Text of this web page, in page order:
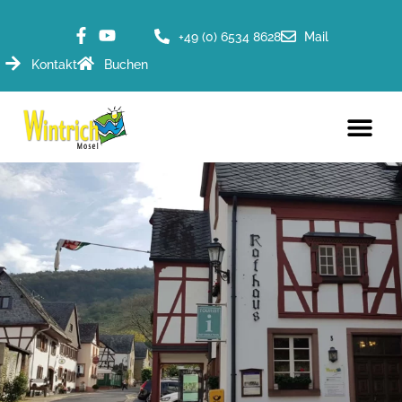
+49 (0) 6534 8628
Mail
Kontakt
Buchen